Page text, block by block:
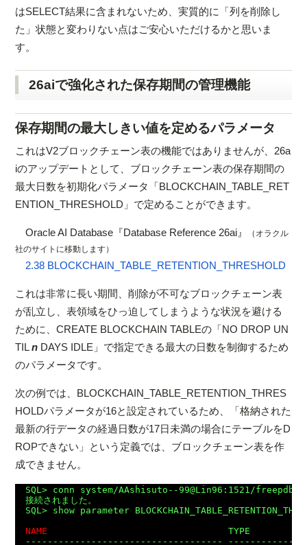
はSELECT結果に含まれないため、実質的に「列を削除し
た」状態と変わりない点はご安心いただけるかと思いま
す。
26aiで強化された保存期間の管理機能
保存期間の最大しきい値を定めるパラメータ
これはV2ブロックチェーン表の機能ではありませんが、26a
iのアップデートとして、ブロックチェーン表の保存期間の
最大日数を初期化パラメータ「BLOCKCHAIN_TABLE_RET
ENTION_THRESHOLD」で定めることができます。
Oracle AI Database『Database Reference 26ai』
（オラクル
社のサイトに移動します）
2.38 BLOCKCHAIN_TABLE_RETENTION_THRESHOLD
これは非常に長い期間、削除が不可なブロックチェーン表
が乱立し、表領域をひっ迫してしまうような状況を避ける
ために、CREATE BLOCKCHAIN TABLEの「NO DROP UN
TILn DAYS IDLE」で指定できる最大の日数を制御するため
のパラメータです。
次の例では、BLOCKCHAIN_TABLE_RETENTION_THRES
HOLDパラメータが16と設定されているため、「格納された
最新の行データの経過日数が17日未満の場合にテーブルをD
ROPできない」という定義では、ブロックチェーン表を作
成できません。
SQL> conn system/AAshisuto--99@Lin96:1521/freepdb1
接続されました。
SQL> show parameter
NAME